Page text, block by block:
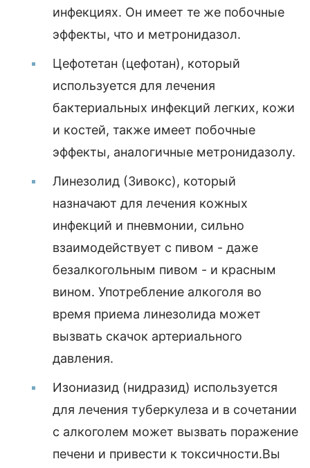
инфекциях. Он имеет те же побочные
эффекты, что и метронидазол.
Цефотетан (цефотан), который
используется для лечения
бактериальных инфекций легких, кожи
и костей, также имеет побочные
эффекты, аналогичные метронидазолу.
Линезолид (Зивокс), который
назначают для лечения кожных
инфекций и пневмонии, сильно
взаимодействует с пивом - даже
безалкогольным пивом - и красным
вином. Употребление алкоголя во
время приема линезолида может
вызвать скачок артериального
давления.
Изониазид (нидразид) используется
для лечения туберкулеза и в сочетании
с алкоголем может вызвать поражение
печени и привести к токсичности.Вы